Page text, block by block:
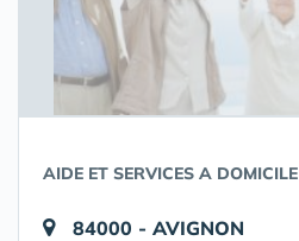
AIDE ET SERVICES A DOMICILE
84000 - AVIGNON